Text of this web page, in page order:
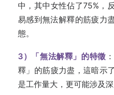
中，其中女性佔了75%，
易感到無法解釋的筋疲力
態。
3）「無法解釋」的特徵
釋」的筋疲力盡，這暗
是工作量大，更可能涉及深